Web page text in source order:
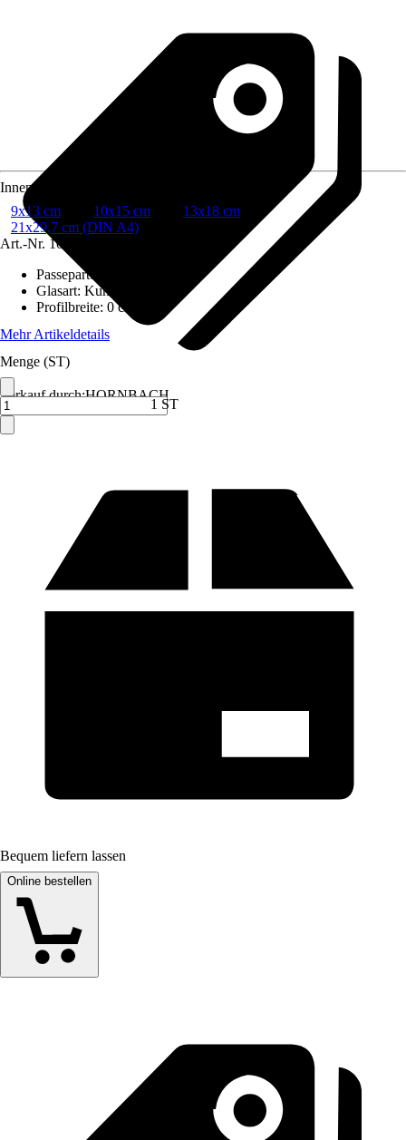
Verkauf durch:HORNBACH
Innenmaß Rahmen
9x13 cm
10x15 cm
13x18 cm
21x29,7 cm (DIN A4)
Art.-Nr. 10564986
Passepartout
Glasart: Kunstglas
Profilbreite: 0 cm
Mehr Artikeldetails
Menge (ST)
1 ST
Bequem liefern lassen
Online bestellen